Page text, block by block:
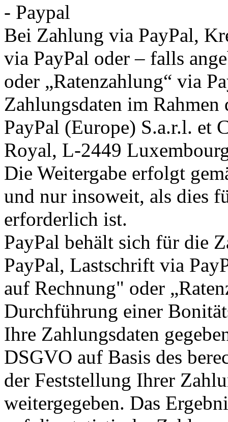
- Paypal
Bei Zahlung via PayPal,
via PayPal oder – falls
oder „Ratenzahlung“ via
Zahlungsdaten im
PayPal (Europe) S.a.r.l. et
Royal, L-2449
Die Weitergabe erfolgt
und nur insoweit, als dies
erforderlich ist.
PayPal behält sich für die
PayPal, Lastschrift via
auf Rechnung" oder
Durchführung einer
Ihre Zahlungsdaten
DSGVO auf Basis des
der Feststellung Ihrer
weitergegeben. Das